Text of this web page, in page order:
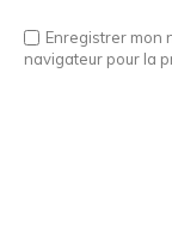
Enregistrer mon
navigateur pour la